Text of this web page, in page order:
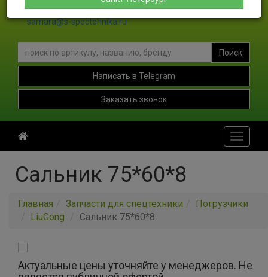
krasnodar@s-spectehnika.ru
samara@s-spectehnika.ru
Поиск
Написать в Telegram
Заказать звонок
Toggle
Сальник 75*60*8
Главная Запчасти для спецтехники
Погрузчики
LiuGong
Сальник 75*60*8
Актуальные цены уточняйте у менеджеров. Не